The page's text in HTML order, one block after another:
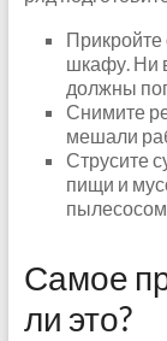
Прикройте
шкафу. Ни
должны
Снимите
мешали
Струсите
пищи и
Самое
ли это?